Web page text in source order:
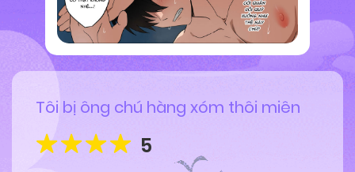
Tôi bị ông chú hàng xóm thôi miên
5